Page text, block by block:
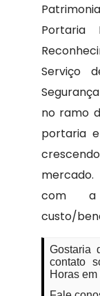
Portaria
Serviço
no ramo
portaria
com a
custo/
Gostaria
contato
Horas